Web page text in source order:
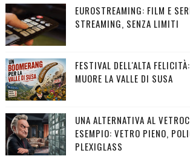
EUROSTREAMING: FILM E
STREAMING, SENZA LIMITI
FESTIVAL DELL'ALTA
MUORE LA VALLE DI SUSA
UNA ALTERNATIVA AL
ESEMPIO: VETRO PIENO,
PLEXIGLASS